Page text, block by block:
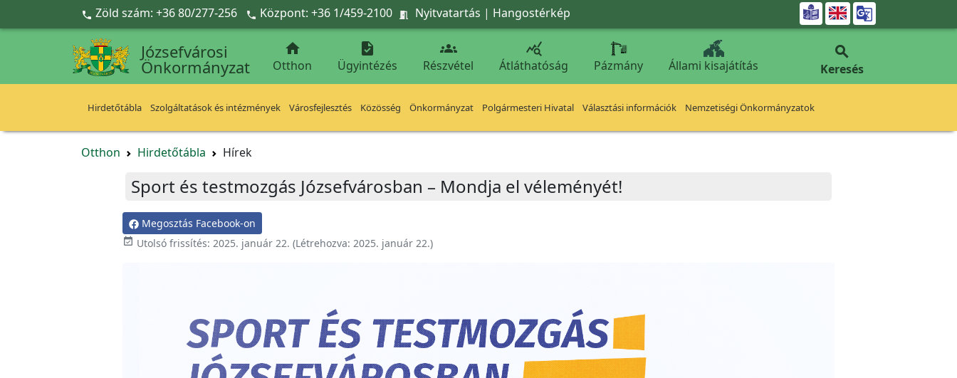
Ugrás a fő tartalomra
 Zöld szám: +36 80/277-256  Központ: +36 1/459-2100  Nyitvatartás | Hangostérkép 
Józsefvárosi
Önkormányzat

Otthon

Ügyintézés

Részvétel

Átláthatóság Pázmány Állami kisajátítás

Keresés
Hirdetőtábla Szolgáltatások és intézmények Városfejlesztés Közösség Önkormányzat Polgármesteri Hivatal Választási információk Nemzetiségi Önkormányzatok
Otthon Hirdetőtábla Hírek
Sport és testmozgás Józsefvárosban – Mondja el véleményét!
Megosztás Facebook-on
 Utolsó frissítés: 2025. január 22. (Létrehozva: 2025. január 22.)